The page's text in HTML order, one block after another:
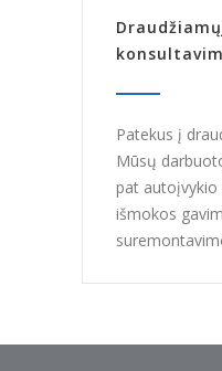
Patekus į
Mūsų
pat autoįvykio
išmokos